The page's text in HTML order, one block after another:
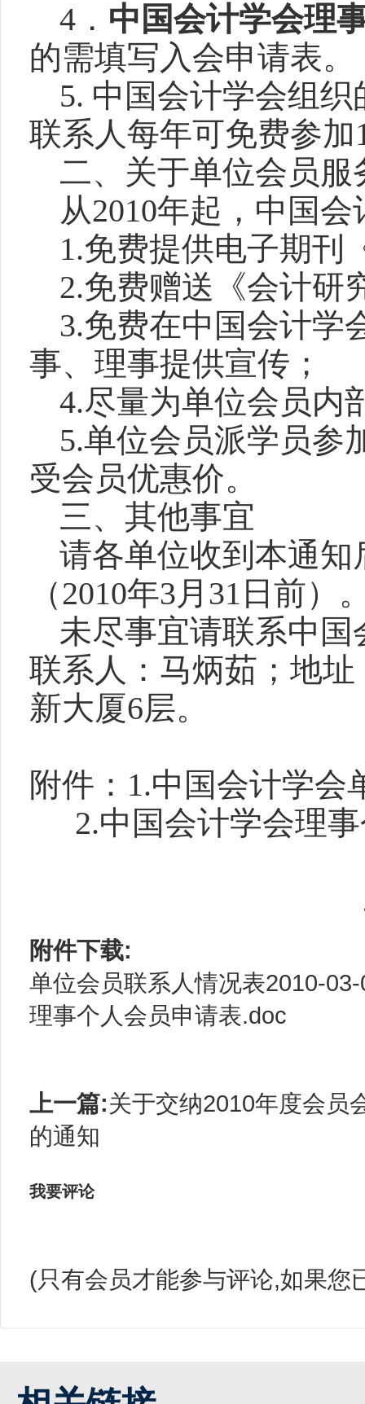
4 ． 中国会计学会理
的需填写入会申请表。
5. 中国会计学会组
联系人每年可免费参加
二、关于单位会员服
从2010年起，中国会
1.免费提供电子期刊
2.免费赠送《会计研
3.免费在中国会计学
事、理事提供宣传；
4.尽量为单位会员内
5.单位会员派学员参
受会员优惠价。
三、其他事宜
请各单位收到本通
（2010年3月 31 日前）
未尽事宜请联系中
联系人：马炳茹；地址
新大厦6层。
附件： 1.中国会计学会
2.中国会计学会理
附件下载:
单位会员联系人情况表2010-
理事个人会员申请表.doc
上一篇:关于交纳2010年度会员
的通知
我要评论
(只有会员才能参与评论,如果您